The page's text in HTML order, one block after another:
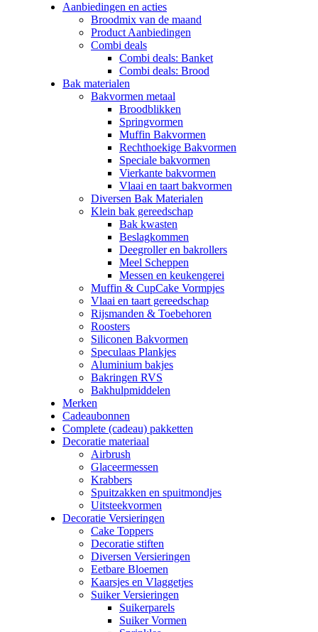
Aanbiedingen en acties
Broodmix van de maand
Product Aanbiedingen
Combi deals
Combi deals: Banket
Combi deals: Brood
Bak materialen
Bakvormen metaal
Broodblikken
Springvormen
Muffin Bakvormen
Rechthoekige Bakvormen
Speciale bakvormen
Vierkante bakvormen
Vlaai en taart bakvormen
Diversen Bak Materialen
Klein bak gereedschap
Bak kwasten
Beslagkommen
Deegroller en bakrollers
Meel Scheppen
Messen en keukengerei
Muffin & CupCake Vormpjes
Vlaai en taart gereedschap
Rijsmanden & Toebehoren
Roosters
Siliconen Bakvormen
Speculaas Plankjes
Aluminium bakjes
Bakringen RVS
Bakhulpmiddelen
Merken
Cadeaubonnen
Complete (cadeau) pakketten
Decoratie materiaal
Airbrush
Glaceermessen
Krabbers
Spuitzakken en spuitmondjes
Uitsteekvormen
Decoratie Versieringen
Cake Toppers
Decoratie stiften
Diversen Versieringen
Eetbare Bloemen
Kaarsjes en Vlaggetjes
Suiker Versieringen
Suikerparels
Suiker Vormen